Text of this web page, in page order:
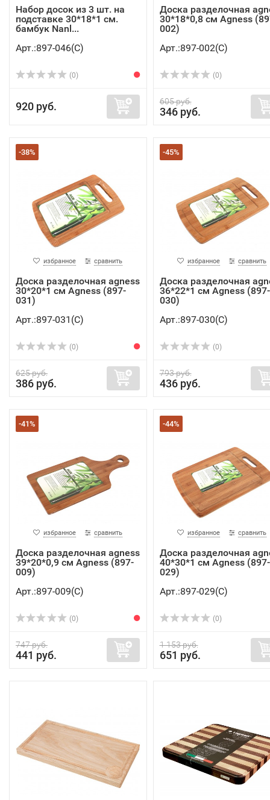
Набор досок из 3 шт. на
подставке 30*18*1 см.
бамбук Nanl...
Арт.:897-046(C)
(0)
920 руб.
Доска разделочная
30*18*0,8 см Agness
002)
Арт.:897-002(C)
(0)
605 руб.
346 руб.
-38%
избранное сравнить
Доска разделочная agness
30*20*1 см Agness (897-
031)
Арт.:897-031(C)
(0)
625 руб.
386 руб.
-45%
избранное сравнить
Доска разделочная
36*22*1 см Agness (897-
030)
Арт.:897-030(C)
(0)
793 руб.
436 руб.
-41%
избранное сравнить
Доска разделочная agness
39*20*0,9 см Agness (897-
009)
Арт.:897-009(C)
(0)
747 руб.
441 руб.
-44%
избранное сравнить
Доска разделочная
40*30*1 см Agness (897-
029)
Арт.:897-029(C)
(0)
1 153 руб.
651 руб.